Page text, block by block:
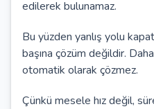
edilerek bulunamaz.
Bu yüzden yanlış yolu
başına çözüm değildir.
otomatik olarak çözmez.
Çünkü mesele hız değil,